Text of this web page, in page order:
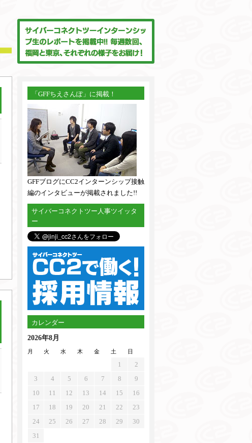
「GFFちえさんぽ」に掲載！
GFFブログにCC2インターンシップ接触
編のインタビューが掲載されました!!
サイバーコネクトツー人事ツイッタ
ー
カレンダー
2026年8月
月 火 水 木 金 土 日
1
2
3
4 5 6 7 8
9
10
11 12 13 14 15
16
17
18 19 20 21 22
23
24
25 26 27 28 29
30
31